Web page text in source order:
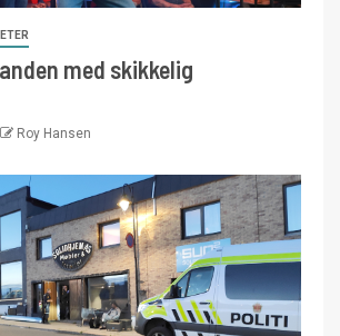
med skikkelig
Roy Hansen